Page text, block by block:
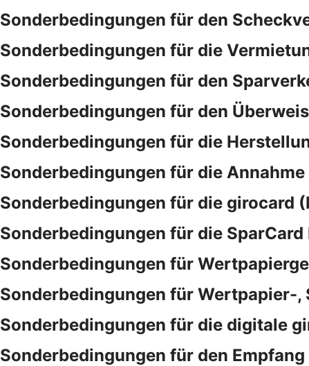
Sonderbedingungen für den
Sonderbedingungen für die
Sonderbedingungen für den
Sonderbedingungen für den
Sonderbedingungen für die
Sonderbedingungen für die
Sonderbedingungen für die girocard
Sonderbedingungen für die SparCard
Sonderbedingungen für
Sonderbedingungen für Wertpapier-
Sonderbedingungen für die digitale
Sonderbedingungen für den